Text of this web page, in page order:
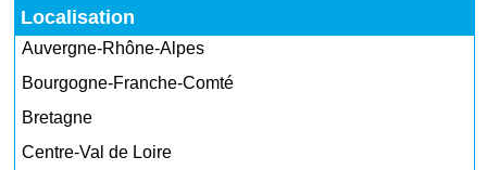
Localisation
Auvergne-Rhône-Alpes
Bourgogne-Franche-Comté
Bretagne
Centre-Val de Loire